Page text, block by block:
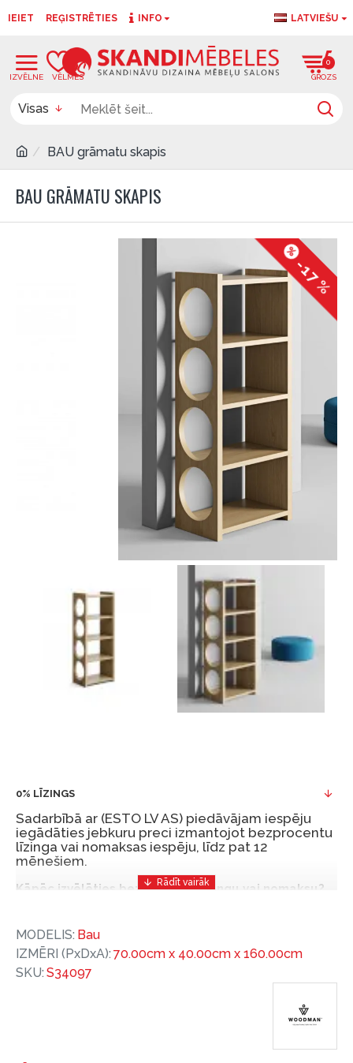
IEIET REĢISTRĒTIES INFO LATVIEŠU
0
Visas
BAU grāmatu skapis
BAU GRĀMATU SKAPIS
-17 %
0% LĪZINGS
Sadarbībā ar (ESTO LV AS) piedāvājam iespēju
iegādāties jebkuru preci izmantojot bezprocentu
līzinga vai nomaksas iespēju, līdz pat 12
mēnešiem.
Kāpēc izvēlēties bezprocentu līzingu vai nomaksu?
un izdevīgs finansēšanas risinājums, lai iegādātos
vajadzīgās preces tulīt, bet par tām norēķinoties
vēlāk.
Ar ESTO iegūstiet bezprocentu līzinga vai nomaksas
priekšrocības bez pirmās iemaksas un ar nomaksas
MODELIS: Bau
IZMĒRI (PxDxA): 70.00cm x 40.00cm x 160.00cm
SKU: S34097